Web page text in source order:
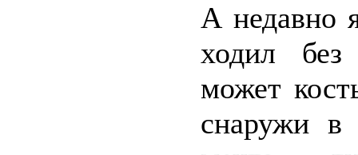
А недавно
ходил без
может
снаружи в